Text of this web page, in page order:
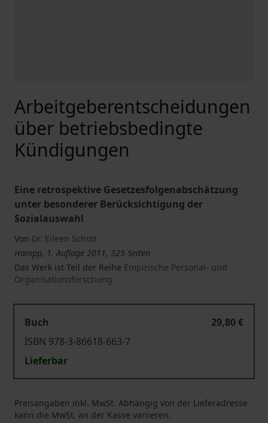
Arbeitgeberentscheidungen
über betriebsbedingte
Kündigungen
Eine retrospektive Gesetzesfolgenabschätzung
unter besonderer Berücksichtigung der
Sozialauswahl
Von Dr. Eileen Schott
Hampp, 1. Auflage 2011, 325 Seiten
Das Werk ist Teil der Reihe Empirische Personal- und
Organisationsforschung
Buch
29,80 €
ISBN 978-3-86618-663-7
Lieferbar
Preisangaben inkl. MwSt. Abhängig von der Lieferadresse
kann die MwSt. an der Kasse variieren.